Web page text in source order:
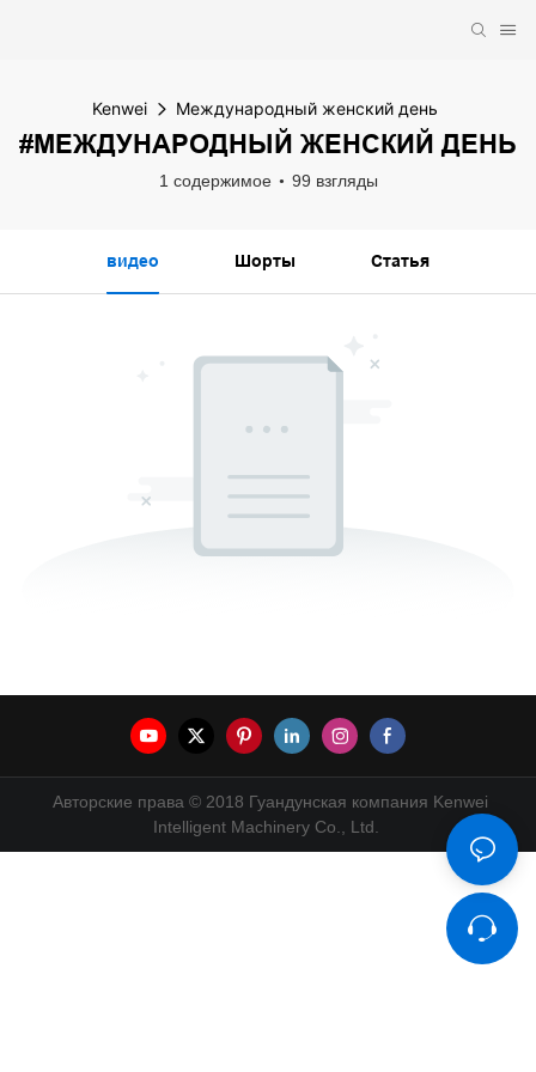
Kenwei Международный женский день
#МЕЖДУНАРОДНЫЙ ЖЕНСКИЙ ДЕНЬ
1 содержимое 99 взгляды
видео Шорты Статья
Авторские права © 2018 Гуандунская компания Kenwei
Intelligent Machinery Co., Ltd.